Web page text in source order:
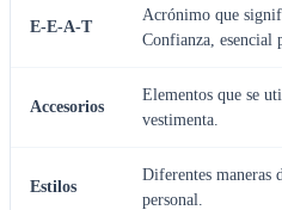
E-E-A-T
Acrónimo que
Confianza, esencial
Accesorios
Elementos que se
vestimenta.
Estilos
Diferentes maneras
personal.